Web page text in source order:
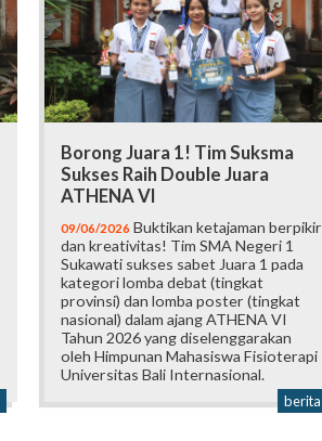
Borong Juara 1! Tim Suksma
Sukses Raih Double Juara
ATHENA VI
09/06/2026 Buktikan ketajaman berpikir
dan kreativitas! Tim SMA Negeri 1
Sukawati sukses sabet Juara 1 pada
kategori lomba debat (tingkat
provinsi) dan lomba poster (tingkat
nasional) dalam ajang ATHENA VI
Tahun 2026 yang diselenggarakan
oleh Himpunan Mahasiswa Fisioterapi
Universitas Bali Internasional.
berita